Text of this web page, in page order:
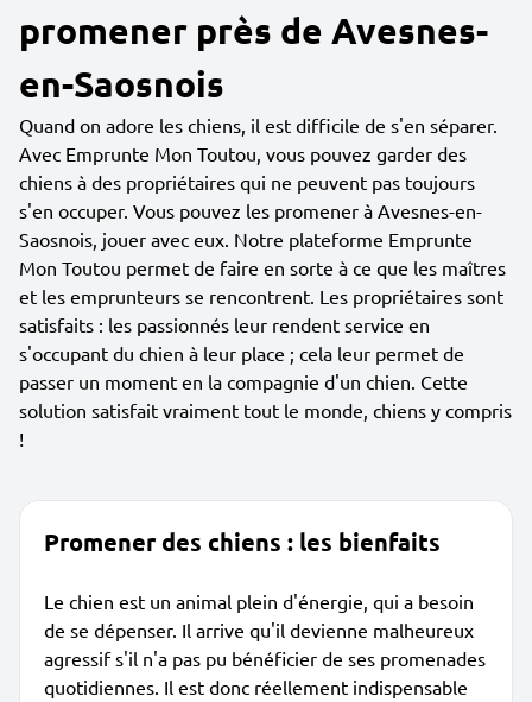
promener près de Avesnes-
en-Saosnois
Quand on adore les chiens, il est difficile de s'en séparer.
Avec Emprunte Mon Toutou, vous pouvez garder des
chiens à des propriétaires qui ne peuvent pas toujours
s'en occuper. Vous pouvez les promener à Avesnes-en-
Saosnois, jouer avec eux. Notre plateforme Emprunte
Mon Toutou permet de faire en sorte à ce que les maîtres
et les emprunteurs se rencontrent. Les propriétaires sont
satisfaits : les passionnés leur rendent service en
s'occupant du chien à leur place ; cela leur permet de
passer un moment en la compagnie d'un chien. Cette
solution satisfait vraiment tout le monde, chiens y compris
!
Promener des chiens : les bienfaits
Le chien est un animal plein d'énergie, qui a besoin
de se dépenser. Il arrive qu'il devienne malheureux
agressif s'il n'a pas pu bénéficier de ses promenades
quotidiennes. Il est donc réellement indispensable